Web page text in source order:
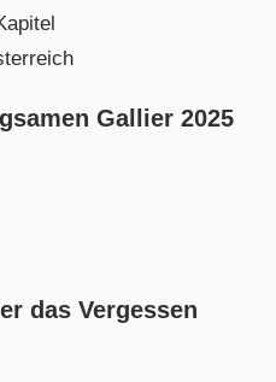
Gallier 2025
das Vergessen